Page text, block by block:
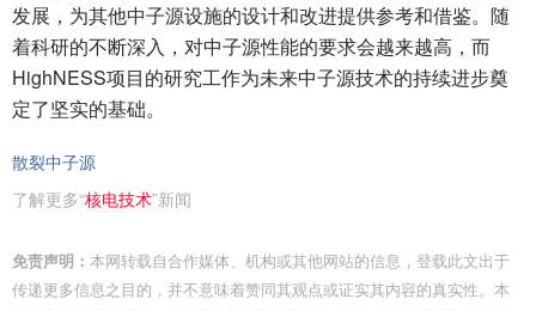
发展，为其他中子源设施的设计和改进提供参考和借鉴。随
着科研的不断深入，对中子源性能的要求会越来越高，而
HighNESS项目的研究工作为未来中子源技术的持续进步奠
定了坚实的基础。
散裂中子源
了解更多“核电技术”新闻
免责声明： 本网转载自合作媒体、机构或其他网站的信息，登载此文出于
传递更多信息之目的，并不意味着赞同其观点或证实其内容的真实性。本